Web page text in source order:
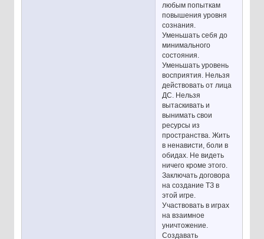
любым попыткам
повышения уровня
сознания.
Уменьшать себя до
минимального
состояния.
Уменьшать уровень
восприятия. Нельзя
действовать от лица
ДС. Нельзя
вытаскивать и
вынимать свои
ресурсы из
пространства. Жить
в ненависти, боли в
обидах. Не видеть
ничего кроме этого.
Заключать договора
на создание ТЗ в
этой игре.
Участвовать в играх
на взаимное
уничтожение.
Создавать